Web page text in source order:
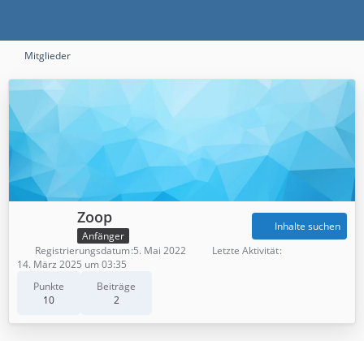
Mitglieder
Zoop
Anfänger
Punkte
10
Beiträge
2
Inhalte suchen
Registrierungsdatum 5. Mai 2022
Letzte Aktivität
14. März 2025 um 03:35